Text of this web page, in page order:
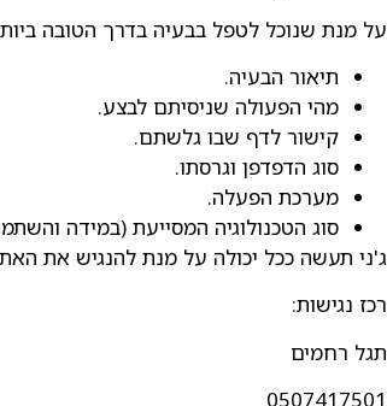
על מנת שנוכל לטפל בבעיה בדרך הטובה
תיאור הבעיה.
מהי הפעולה שניסיתם לבצע.
קישור לדף שבו גלשתם.
סוג הדפדפן וגרסתו.
מערכת הפעלה.
סוג הטכנולוגיה המסייעת (במידה
ג'ני תעשה ככל יכולה על מנת להנגיש את
רכז נגישות:
תגל רחמים
0507417501